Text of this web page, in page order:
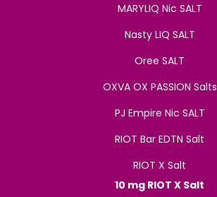
MARYLIQ Nic SALT
Nasty LIQ SALT
Oree SALT
OXVA OX PASSION Salts
PJ Empire Nic SALT
RIOT Bar EDTN Salt
RIOT X Salt
10 mg RIOT X Salt